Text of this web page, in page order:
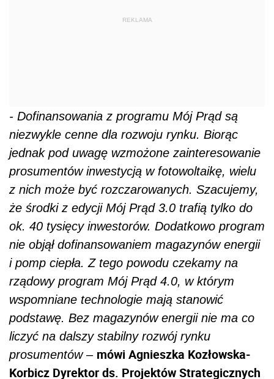
REKLAMA
- Dofinansowania z programu Mój Prąd są
niezwykle cenne dla rozwoju rynku. Biorąc
jednak pod uwagę wzmożone zainteresowanie
prosumentów inwestycją w fotowoltaikę, wielu
z nich może być rozczarowanych. Szacujemy,
że środki z edycji Mój Prąd 3.0 trafią tylko do
ok. 40 tysięcy inwestorów. Dodatkowo program
nie objął dofinansowaniem magazynów energii
i pomp ciepła. Z tego powodu czekamy na
rządowy program Mój Prąd 4.0, w którym
wspomniane technologie mają stanowić
podstawę. Bez magazynów energii nie ma co
liczyć na dalszy stabilny rozwój rynku
prosumentów– mówi Agnieszka Kozłowska-
Korbicz Dyrektor ds. Projektów Strategicznych